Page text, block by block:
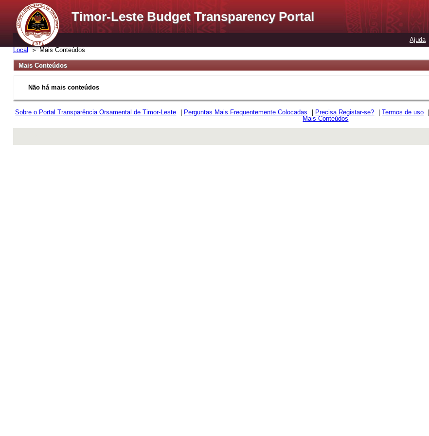
Timor-Leste Budget Transparency Portal
Ajuda
Local Mais Conteúdos
Mais Conteúdos
Não há mais conteúdos
Sobre o Portal Transparência Orsamental de Timor-Leste Perguntas Mais Frequentemente Colocadas Precisa Registar-se? |Termos de uso
Mais Conteúdos